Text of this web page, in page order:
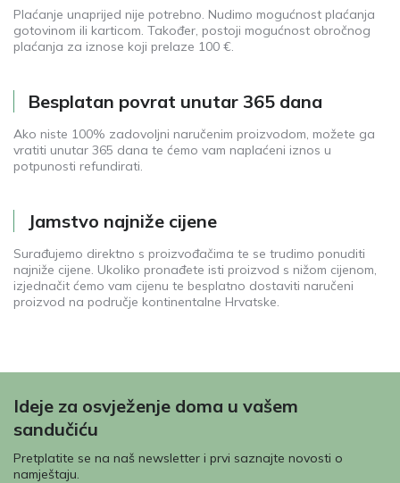
Plaćanje unaprijed nije potrebno. Nudimo mogućnost plaćanja
gotovinom ili karticom. Također, postoji mogućnost obročnog
plaćanja za iznose koji prelaze 100 €.
Besplatan povrat unutar 365 dana
Ako niste 100% zadovoljni naručenim proizvodom, možete ga
vratiti unutar 365 dana te ćemo vam naplaćeni iznos u
potpunosti refundirati.
Jamstvo najniže cijene
Surađujemo direktno s proizvođačima te se trudimo ponuditi
najniže cijene. Ukoliko pronađete isti proizvod s nižom cijenom,
izjednačit ćemo vam cijenu te besplatno dostaviti naručeni
proizvod na područje kontinentalne Hrvatske.
Ideje za osvježenje doma u vašem
sandučiću
Pretplatite se na naš newsletter i prvi saznajte novosti o
namještaju.